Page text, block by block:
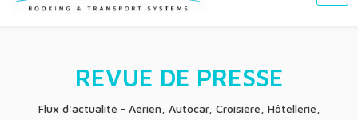
REVUE DE PRESSE
Flux d'actualité - Aérien, Autocar, Croisière, Hôtellerie,